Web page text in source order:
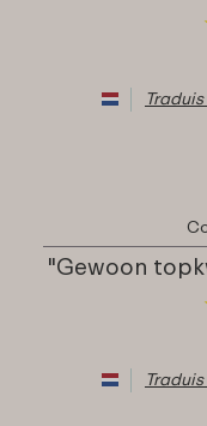
"Gewoon